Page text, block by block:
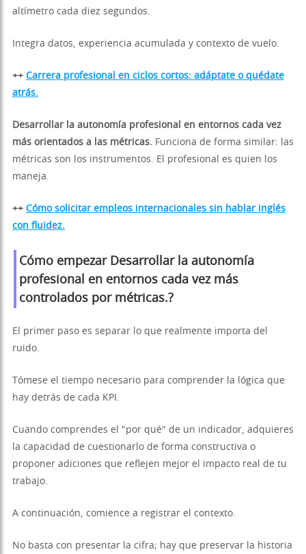
altímetro cada diez segundos.
Integra datos, experiencia acumulada y contexto de vuelo.
++ Carrera profesional en ciclos cortos: adáptate o quédate
atrás.
Desarrollar la autonomía profesional en entornos cada vez
más orientados a las métricas. Funciona de forma similar: las
métricas son los instrumentos. El profesional es quien los
maneja.
++ Cómo solicitar empleos internacionales sin hablar inglés
con fluidez.
Cómo empezar Desarrollar la autonomía
profesional en entornos cada vez más
controlados por métricas.?
El primer paso es separar lo que realmente importa del
ruido.
Tómese el tiempo necesario para comprender la lógica que
hay detrás de cada KPI.
Cuando comprendes el "por qué" de un indicador, adquieres
la capacidad de cuestionarlo de forma constructiva o
proponer adiciones que reflejen mejor el impacto real de tu
trabajo.
A continuación, comience a registrar el contexto.
No basta con presentar la cifra; hay que preservar la historia